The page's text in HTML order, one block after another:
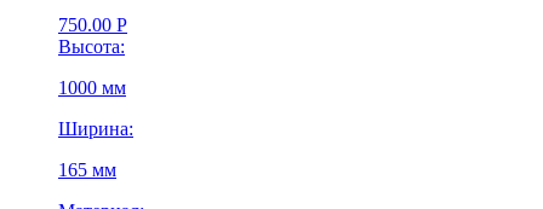
750.00 Р
Высота:
1000 мм
Ширина:
165 мм